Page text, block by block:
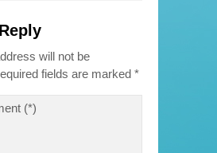
will not be
fields are marked *